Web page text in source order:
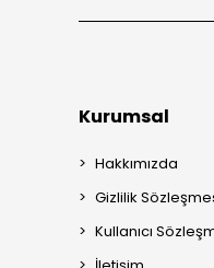
Kurumsal
Hakkımızda
Gizlilik
Kullanıcı